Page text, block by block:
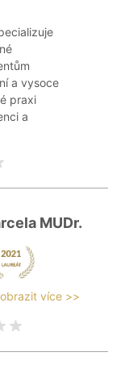
a vysoce
praxi
a
MUDr.
více >>